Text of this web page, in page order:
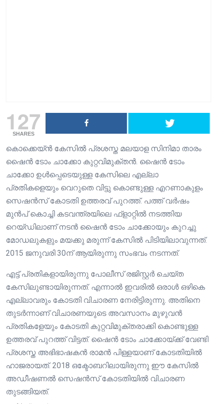
127
SHARES
കൊക്കെയ്ന്‍ കേസില്‍ പ്രശസ്ത മലയാള സിനിമാ താരം
ഷൈന്‍ ടോം ചാക്കോ കുറ്റവിമുക്തന്‍. ഷൈൻ ടോം
ചാക്കോ ഉള്‍പ്പെടെയുള്ള കേസിലെ എല്ലാ
പ്രതികളെയും വെറുതെ വിട്ടു കൊണ്ടുള്ള എറണാകുളം
സെഷന്‍സ് കോടതി ഉത്തരവ് പുറത്ത്. പത്ത് വർഷം
മുൻപ് കൊച്ചി കടവന്ത്രയിലെ ഫ്ളാറ്റില്‍ നടത്തിയ
റെയ്ഡിലാണ് നടന്‍ ഷൈന്‍ ടോം ചാക്കോയും കുറച്ചു
മോഡലുകളും മയക്കു മരുന്ന് കേസിൽ പിടിയിലാവുന്നത്.
2015 ജനുവരി 30ന് ആയിരുന്നു സംഭവം നടന്നത്.
എട്ട് പ്രതികളായിരുന്നു പോലീസ് രജിസ്റ്റർ ചെയ്ത
കേസിലുണ്ടായിരുന്നത്. എന്നാൽ ഇവരില്‍ ഒരാള്‍ ഒഴികെ
എല്ലാവരും കോടതി വിചാരണ നേരിട്ടിരുന്നു. അതിനെ
തുടർന്നാണ് വിചാരണയുടെ അവസാനം മുഴുവന്‍
പ്രതികളേയും കോടതി കുറ്റവിമുക്തരാക്കി കൊണ്ടുള്ള
ഉത്തരവ് പുറത്ത് വിട്ടത്. ഷൈന്‍ ടോം ചാക്കോയ്ക്ക്‌ വേണ്ടി
പ്രശസ്ത അഭിഭാഷകന്‍ രാമന്‍ പിള്ളയാണ് കോടതിയില്‍
ഹാജരായത്. 2018 ഒക്ടോബറിലായിരുന്നു ഈ കേസിൽ
അഡീഷണല്‍ സെഷന്‍സ് കോടതിയില്‍ വിചാരണ
തുടങ്ങിയത്.